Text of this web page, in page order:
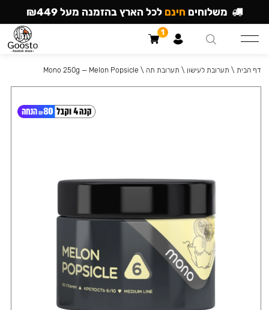
דף הבית \ תערובת לעישון \ תערובת תה \
Mono 250g — Melon Popsicle
משלוחים חינם לכל הארץ בהזמנה מעל ₪449
1